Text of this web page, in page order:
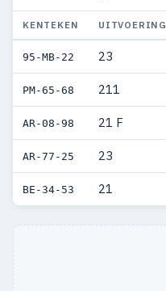
KENTEKEN UITVOERING
95-MB-22 23
PM-65-68 211
AR-08-98 21 F
AR-77-25 23
BE-34-53 21